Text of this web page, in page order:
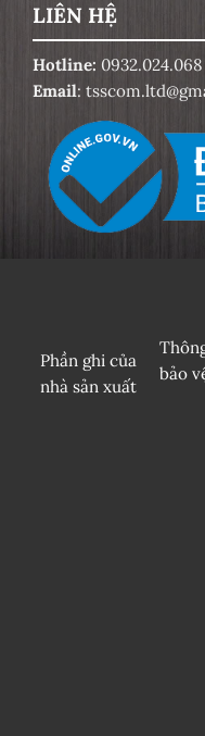
LIÊN HỆ
Hotline: 0932.024.068
Email:
Phần ghi của
nhà sản xuất
bảo